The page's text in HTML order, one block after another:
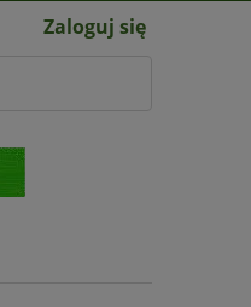
Zaloguj się